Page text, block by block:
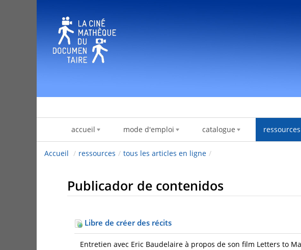
accueil mode d'emploi catalogue ressources
Accueil / ressources / tous les articles en ligne /
Publicador de contenidos
Libre de créer des récits
Entretien avec Eric Baudelaire à propos de son film Letters to